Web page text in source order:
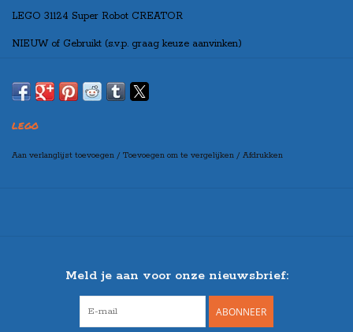
LEGO 31124 Super Robot CREATOR
NIEUW of Gebruikt (s.v.p. graag keuze aanvinken)
LEGO
Aan verlanglijst toevoegen / Toevoegen om te vergelijken / Afdrukken
Meld je aan voor onze nieuwsbrief:
ABONNEER